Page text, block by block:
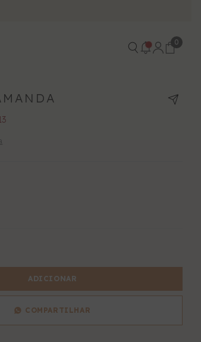
00
itens
ADICIONAR
COMPARTILHAR